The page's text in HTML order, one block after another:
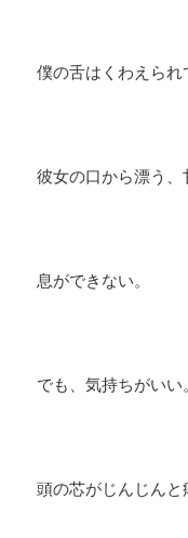
僕の舌はくわえられ
彼女の口から漂う、
息ができない。
でも、気持ちがいい。
頭の芯がじんじんと